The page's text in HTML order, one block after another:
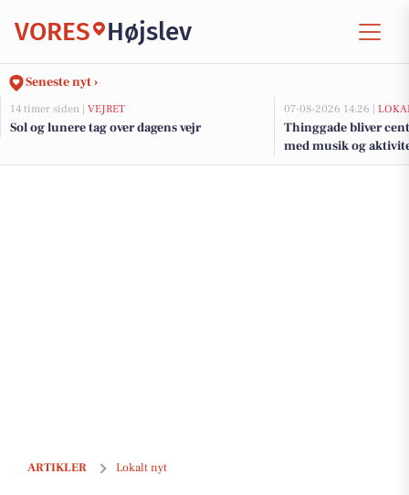
VORES Højslev
Seneste nyt ›
14 timer siden | VEJRET
Sol og lunere tag over dagens vejr
07-08-2026 14:26 |
Thinggade bliver
med musik og
års jubilæum
ARTIKLER Lokalt nyt
Ambitiøst samarbejde i Skive skal tiltrække specialistarbejdskraft og